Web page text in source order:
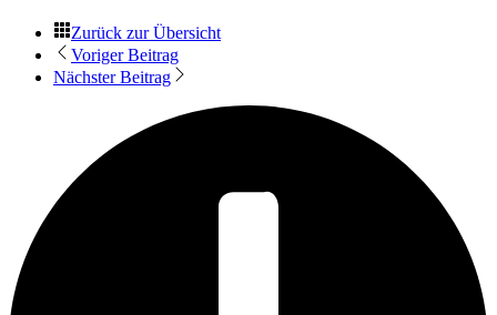
Zurück zur Übersicht
Voriger Beitrag
Nächster Beitrag